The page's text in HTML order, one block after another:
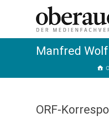
oberauer
Manfred Wolf
ORF-